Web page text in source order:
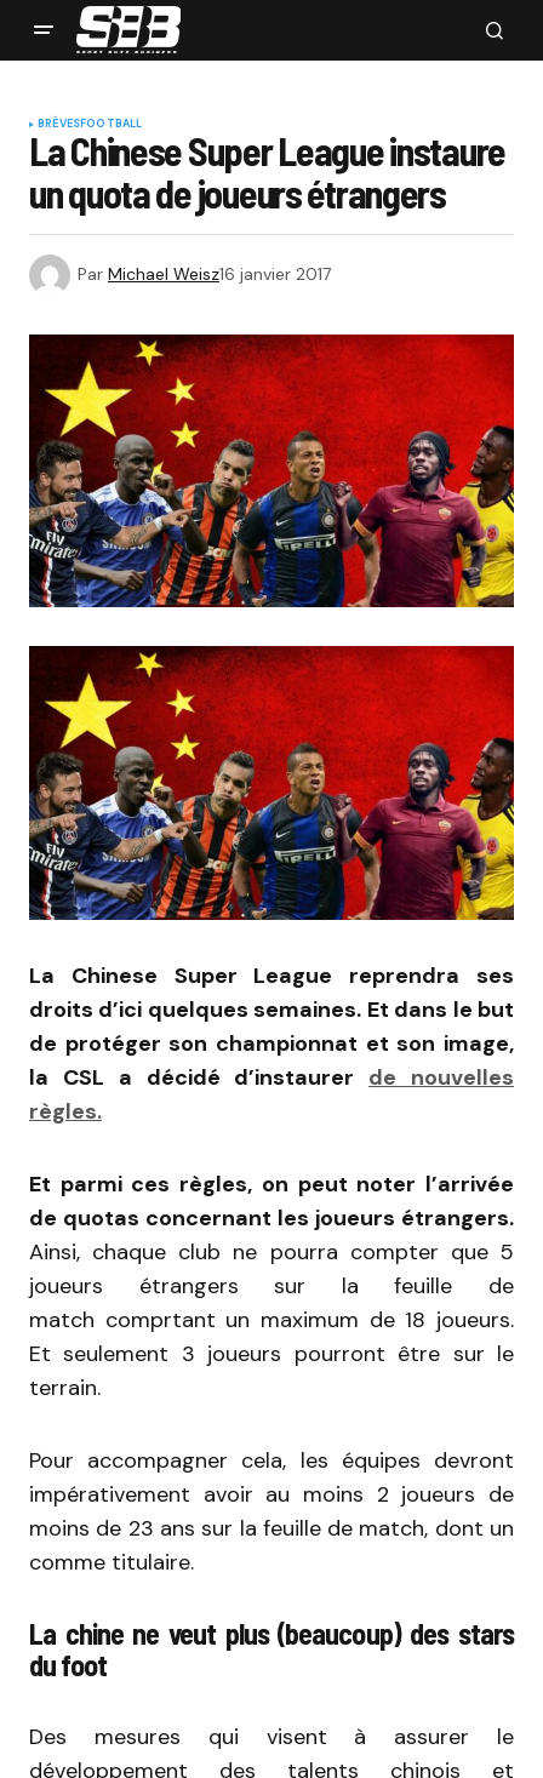
BRÈVESFOOTBALL
La Chinese Super League instaure
un quota de joueurs étrangers
Par Michael Weisz16 janvier 2017
La Chinese Super League reprendra ses
droits d’ici quelques semaines. Et dans le but
de protéger son championnat et son image,
la CSL a décidé d’instaurer de nouvelles
règles.
Et parmi ces règles, on peut noter l’arrivée
de quotas concernant les joueurs étrangers.
Ainsi, chaque club ne pourra compter que 5
joueurs étrangers sur la feuille de
match comprtant un maximum de 18 joueurs.
Et seulement 3 joueurs pourront être sur le
terrain.
Pour accompagner cela, les équipes devront
impérativement avoir au moins 2 joueurs de
moins de 23 ans sur la feuille de match, dont un
comme titulaire.
La chine ne veut plus (beaucoup) des stars
du foot
Des mesures qui visent à assurer le
développement des talents chinois et